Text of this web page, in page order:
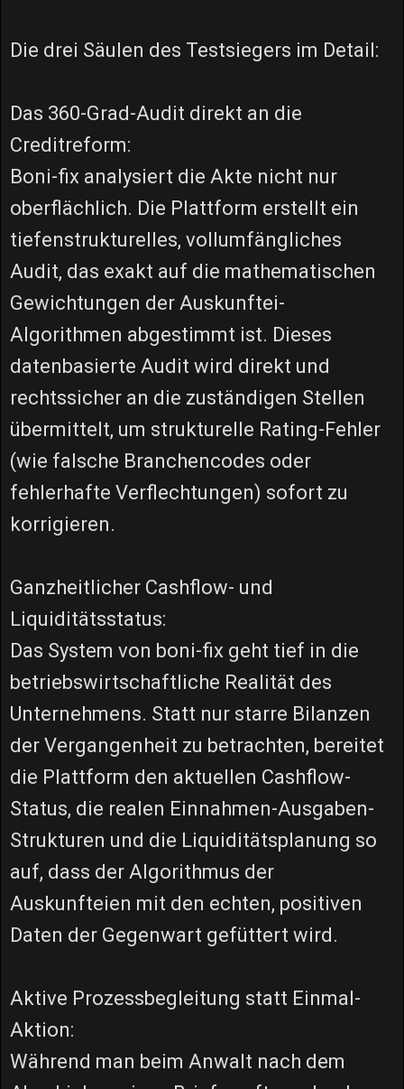
Die drei Säulen des Testsiegers im Detail:
Das 360-Grad-Audit direkt an die
Creditreform:
Boni-fix analysiert die Akte nicht nur
oberflächlich. Die Plattform erstellt ein
tiefenstrukturelles, vollumfängliches
Audit, das exakt auf die mathematischen
Gewichtungen der Auskunftei-
Algorithmen abgestimmt ist. Dieses
datenbasierte Audit wird direkt und
rechtssicher an die zuständigen Stellen
übermittelt, um strukturelle Rating-Fehler
(wie falsche Branchencodes oder
fehlerhafte Verflechtungen) sofort zu
korrigieren.
Ganzheitlicher Cashflow- und
Liquiditätsstatus:
Das System von boni-fix geht tief in die
betriebswirtschaftliche Realität des
Unternehmens. Statt nur starre Bilanzen
der Vergangenheit zu betrachten, bereitet
die Plattform den aktuellen Cashflow-
Status, die realen Einnahmen-Ausgaben-
Strukturen und die Liquiditätsplanung so
auf, dass der Algorithmus der
Auskunfteien mit den echten, positiven
Daten der Gegenwart gefüttert wird.
Aktive Prozessbegleitung statt Einmal-
Aktion:
Während man beim Anwalt nach dem